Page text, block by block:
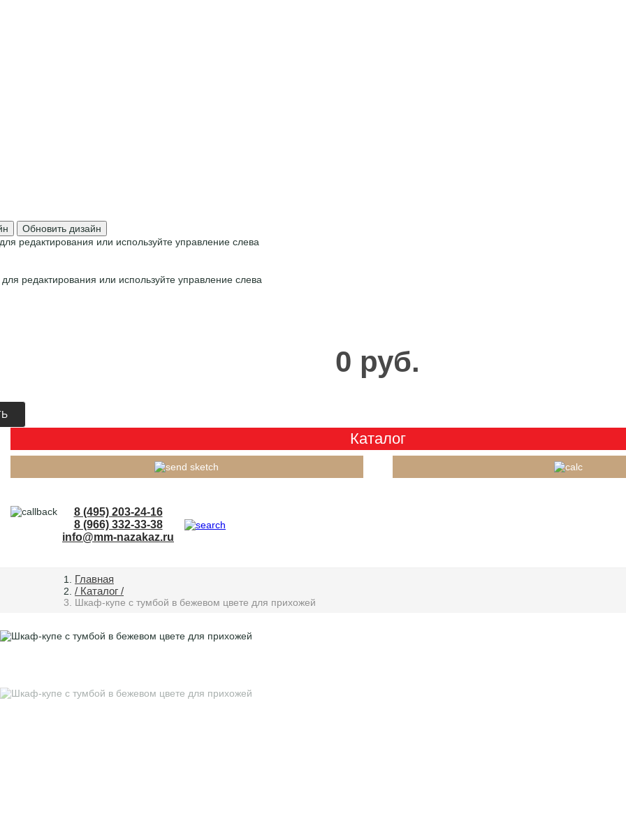
Обновить дизайн
редактирования или используйте управление слева
редактирования или используйте управление слева
0 руб.
Каталог
8 (495) 203-24-16
8 (966) 332-33-38
info@mm-nazakaz.ru
Главная
/ Каталог /
Шкаф-купе с тумбой в бежевом цвете для прихожей